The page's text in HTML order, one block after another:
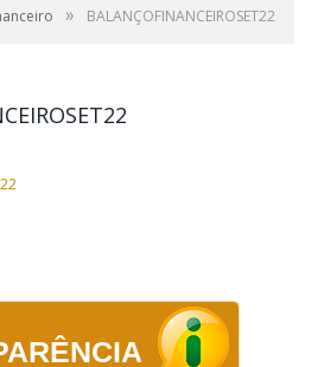
» BALANÇOFINANCEIROSET22